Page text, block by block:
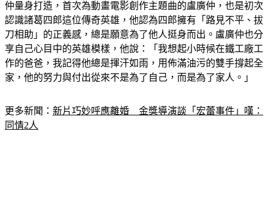
仲量身打造，首次為動畫電影創作主題曲的盧廣仲，也是初次
認識諸葛四郎這位傳奇英雄，他認為四郎擁有「路見不平、拔
刀相助」的正義感，總是願意為了他人挺身而出。盧廣仲也分
享自己心目中的英雄模樣，他說：「我想起小時候在鐵工廠工
作的爸爸，我記得他總是揮汗如雨，用佈滿油污的雙手撐起全
家，他的努力與付出從來不是為了自己，而是為了家人。」
更多新聞： 新片巧妙呼應離婚　金獎導演談「宏蕾事件」嘆：
同情2人